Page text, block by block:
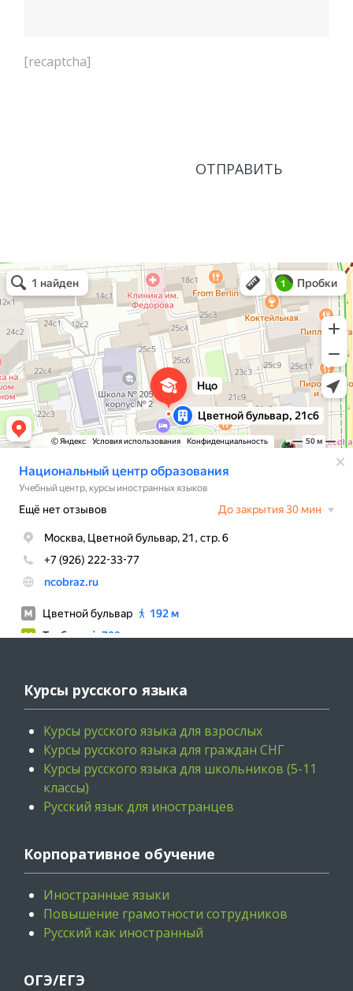
[recaptcha]
Курсы русского языка
Курсы русского языка для взрослых
Курсы русского языка для граждан СНГ
Курсы русского языка для школьников (5-11
классы)
Русский язык для иностранцев
Корпоративное обучение
Иностранные языки
Повышение грамотности сотрудников
Русский как иностранный
ОГЭ/ЕГЭ